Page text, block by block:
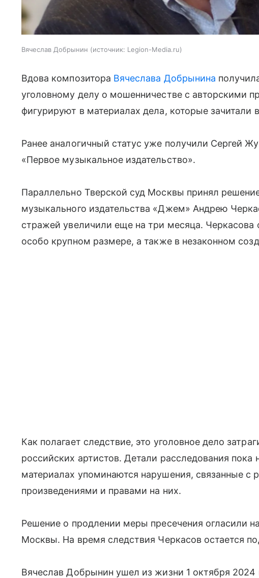
Вячеслав Добрынин источник: Legion-Media.ru
Вдова композитора Вячеслава Добрынина
уголовному делу о мошенничестве с авторскими
фигурируют в материалах дела, которые зачитали
Ранее аналогичный статус уже получили Сергей
«Первое музыкальное издательство».
Параллельно Тверской суд Москвы принял
музыкального издательства «Джем» Андрею
стражей увеличили еще на три месяца.
особо крупном размере, а также в незаконном
Как полагает следствие, это уголовное дело
российских артистов. Детали расследования пока
материалах упоминаются нарушения, связанные
произведениями и правами на них.
Решение о продлении меры пресечения огласили
Москвы. На время следствия Черкасов остается
Вячеслав Добрынин ушел из жизни 1 октября 2024